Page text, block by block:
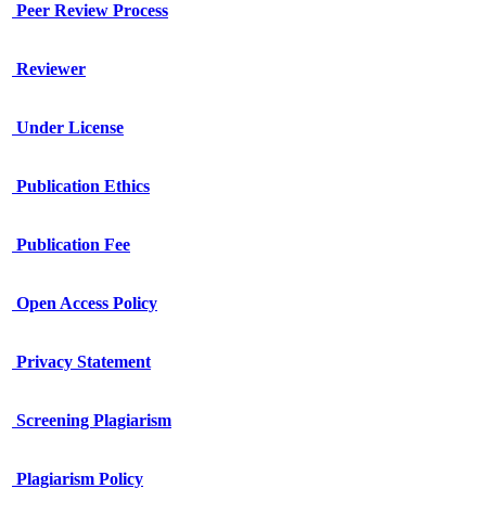
Peer Review Process
Reviewer
Under License
Publication Ethics
Publication Fee
Open Access Policy
Privacy Statement
Screening Plagiarism
Plagiarism Policy